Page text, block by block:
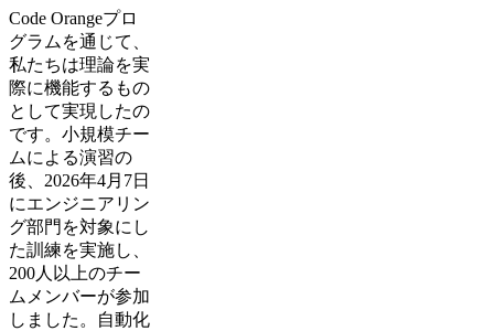
Code Orangeプロ
グラムを通じて、
私たちは理論を実
際に機能するもの
として実現したの
です。小規模チー
ムによる演習の
後、2026年4月7日
にエンジニアリン
グ部門を対象にし
た訓練を実施し、
200人以上のチー
ムメンバーが参加
しました。自動化